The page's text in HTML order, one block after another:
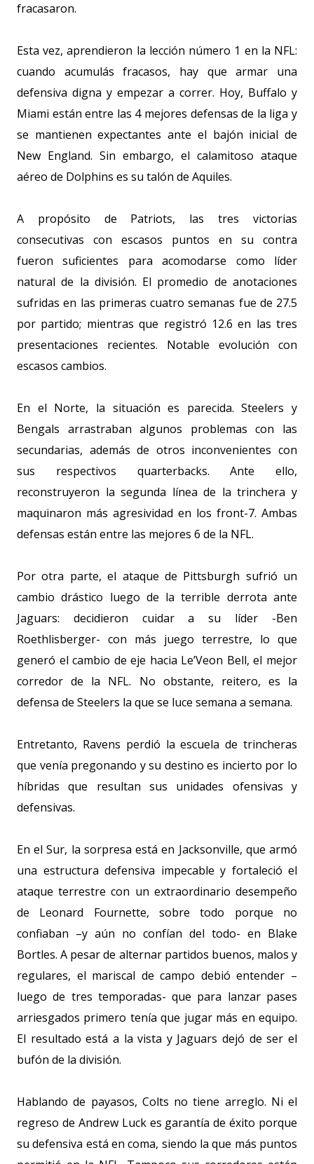
fracasaron.
Esta vez, aprendieron la lección número 1 en la NFL:
cuando acumulás fracasos, hay que armar una
defensiva digna y empezar a correr. Hoy, Buffalo y
Miami están entre las 4 mejores defensas de la liga y
se mantienen expectantes ante el bajón inicial de
New England. Sin embargo, el calamitoso ataque
aéreo de Dolphins es su talón de Aquiles.
A propósito de Patriots, las tres victorias
consecutivas con escasos puntos en su contra
fueron suficientes para acomodarse como líder
natural de la división. El promedio de anotaciones
sufridas en las primeras cuatro semanas fue de 27.5
por partido; mientras que registró 12.6 en las tres
presentaciones recientes. Notable evolución con
escasos cambios.
En el Norte, la situación es parecida. Steelers y
Bengals arrastraban algunos problemas con las
secundarias, además de otros inconvenientes con
sus respectivos quarterbacks. Ante ello,
reconstruyeron la segunda línea de la trinchera y
maquinaron más agresividad en los front-7. Ambas
defensas están entre las mejores 6 de la NFL.
Por otra parte, el ataque de Pittsburgh sufrió un
cambio drástico luego de la terrible derrota ante
Jaguars: decidieron cuidar a su líder -Ben
Roethlisberger- con más juego terrestre, lo que
generó el cambio de eje hacia Le’Veon Bell, el mejor
corredor de la NFL. No obstante, reitero, es la
defensa de Steelers la que se luce semana a semana.
Entretanto, Ravens perdió la escuela de trincheras
que venía pregonando y su destino es incierto por lo
híbridas que resultan sus unidades ofensivas y
defensivas.
En el Sur, la sorpresa está en Jacksonville, que armó
una estructura defensiva impecable y fortaleció el
ataque terrestre con un extraordinario desempeño
de Leonard Fournette, sobre todo porque no
confiaban –y aún no confían del todo- en Blake
Bortles. A pesar de alternar partidos buenos, malos y
regulares, el mariscal de campo debió entender –
luego de tres temporadas- que para lanzar pases
arriesgados primero tenía que jugar más en equipo.
El resultado está a la vista y Jaguars dejó de ser el
bufón de la división.
Hablando de payasos, Colts no tiene arreglo. Ni el
regreso de Andrew Luck es garantía de éxito porque
su defensiva está en coma, siendo la que más puntos